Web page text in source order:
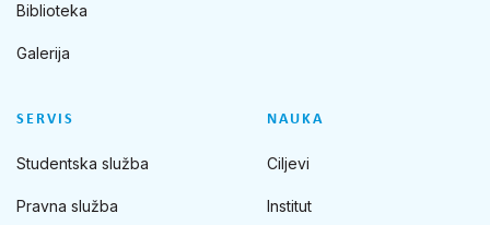
Biblioteka
Galerija
SERVIS
Studentska služba
Pravna služba
NAUKA
Ciljevi
Institut